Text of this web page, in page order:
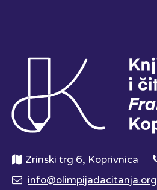
Zrinski trg 6, Koprivnica
info@olimpijadacitanja.org